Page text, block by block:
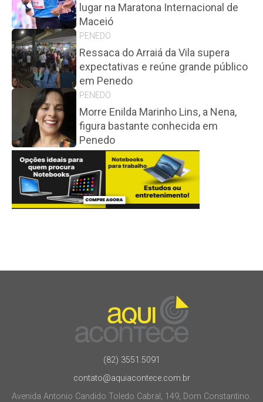
lugar na Maratona Internacional de
Maceió
PENEDO
Ressaca do Arraiá da Vila supera
expectativas e reúne grande público
em Penedo
PENEDO
Morre Enilda Marinho Lins, a Nena,
figura bastante conhecida em
Penedo
(82) 3551.5091
contato@aquiacontece.com.br
Avenida Antonio Candido Toledo Cabral, 149, Dom Constantino.